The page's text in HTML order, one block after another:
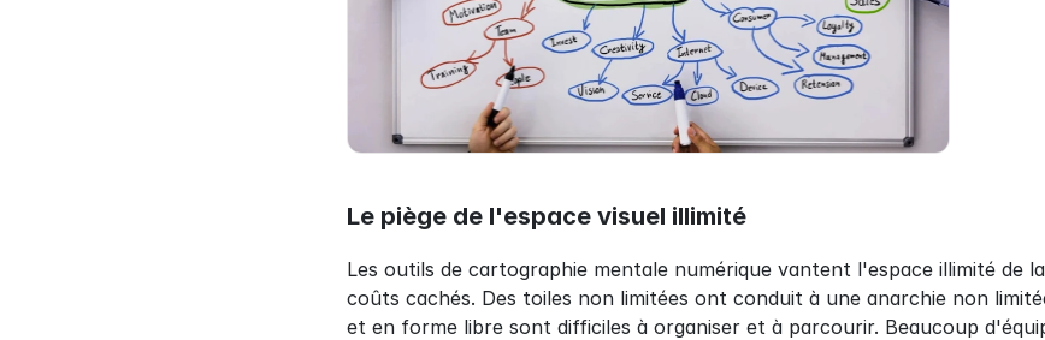
Le piège de l'espace visuel illimité
Les outils de cartographie mentale numérique vantent l'espace illimité de
coûts cachés. Des toiles non limitées ont conduit à une anarchie non
et en forme libre sont difficiles à organiser et à parcourir. Beaucoup